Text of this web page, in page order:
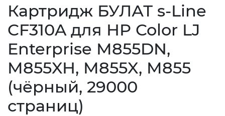
Картридж БУЛАТ s-Line
CF310A для HP Color LJ
Enterprise M855DN,
M855XH, M855X, M855
(чёрный, 29000
страниц)